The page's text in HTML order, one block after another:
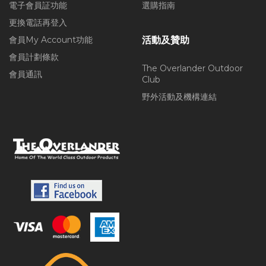
電子會員証功能
更換電話再登入
會員My Account功能
會員計劃條款
會員通訊
選購指南
活動及贊助
The Overlander Outdoor
Club
野外活動及機構連結